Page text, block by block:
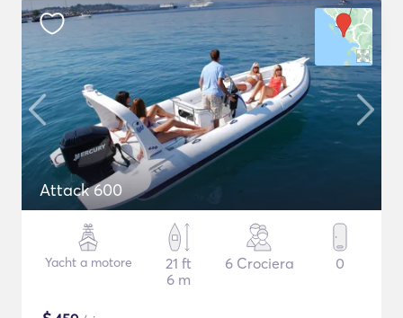
Attack 600
Yacht a motore
21 ft
6 m
6 Crociera 0